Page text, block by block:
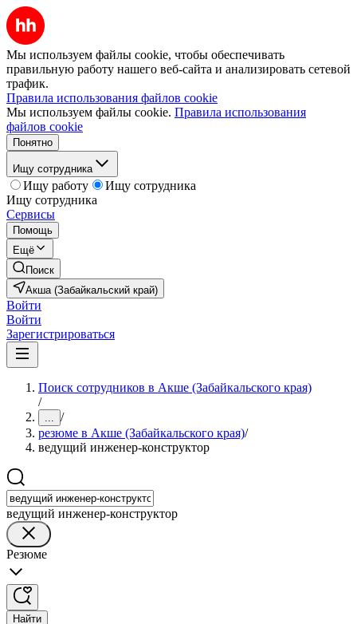
Мы используем файлы cookie, чтобы обеспечивать
правильную работу нашего веб-сайта и анализировать сетевой
трафик.
Правила использования файлов cookie
Мы используем файлы cookie. Правила использования
файлов cookie
Понятно
Ищу сотрудника
Ищу работу
Ищу сотрудника
Ищу сотрудника
Сервисы
Помощь
Ещё
Поиск
Акша (Забайкальский край)
Войти
Войти
Зарегистрироваться
Поиск сотрудников в Акше (Забайкальского края)
/
... /
резюме в Акше (Забайкальского края)/
ведущий инженер-конструктор
ведущий инженер-конструктор
Резюме
Найти